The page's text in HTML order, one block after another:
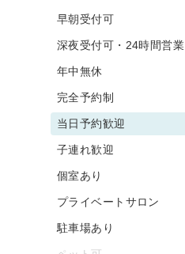
早朝受付可
深夜受付可・24時間営業
年中無休
完全予約制
当日予約歓迎
子連れ歓迎
個室あり
プライベートサロン
駐車場あり